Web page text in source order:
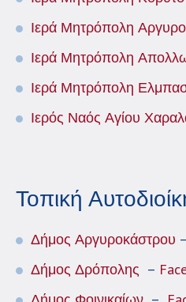
Ιερά Μητρόπολη
Ιερά Μητρόπολη
Ιερά Μητρόπολη
Ιερός Ναός Αγίου
Τοπική
Δήμος Αργυροκάστρου –
Δήμος Δρόπολης –